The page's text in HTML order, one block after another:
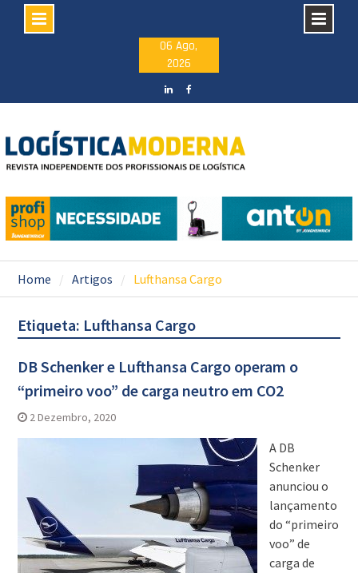
06 Ago,
2026
Home Artigos Lufthansa Cargo
Etiqueta: Lufthansa Cargo
DB Schenker e Lufthansa Cargo operam o
“primeiro voo” de carga neutro em CO2
2 Dezembro, 2020
A DB
Schenker
anunciou o
lançamento
do “primeiro
voo” de
carga de